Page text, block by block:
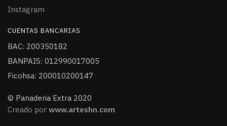
Instagram
CUENTAS BANCARIAS
BAC: 200350182
BANPAIS: 012990017005
Ficohsa: 200010200147
© Panaderia Extra 2020
Creado por www.arteshn.com